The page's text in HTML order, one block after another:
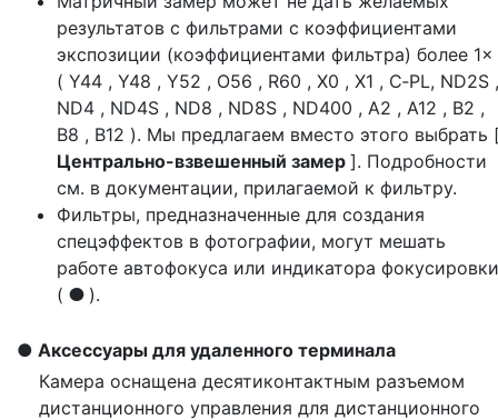
результатов с фильтрами с коэффициентами
экспозиции (коэффициентами фильтра) более 1×
( Y44 , Y48 , Y52 , O56 , R60 , X0 , X1 , C‑PL, ND2S ,
ND4 , ND4S , ND8 , ND8S , ND400 , A2 , A12 , B2 ,
B8 , B12 ). Мы предлагаем вместо этого выбрать
Центрально-взвешенный замер ]. Подробности
см. в документации, прилагаемой к фильтру.
Фильтры, предназначенные для создания
спецэффектов в фотографии, могут мешать
работе автофокуса или индикатора фокусировки
( I ).
Аксессуары для удаленного терминала
Камера оснащена десятиконтактным разъемом
дистанционного управления для дистанционного